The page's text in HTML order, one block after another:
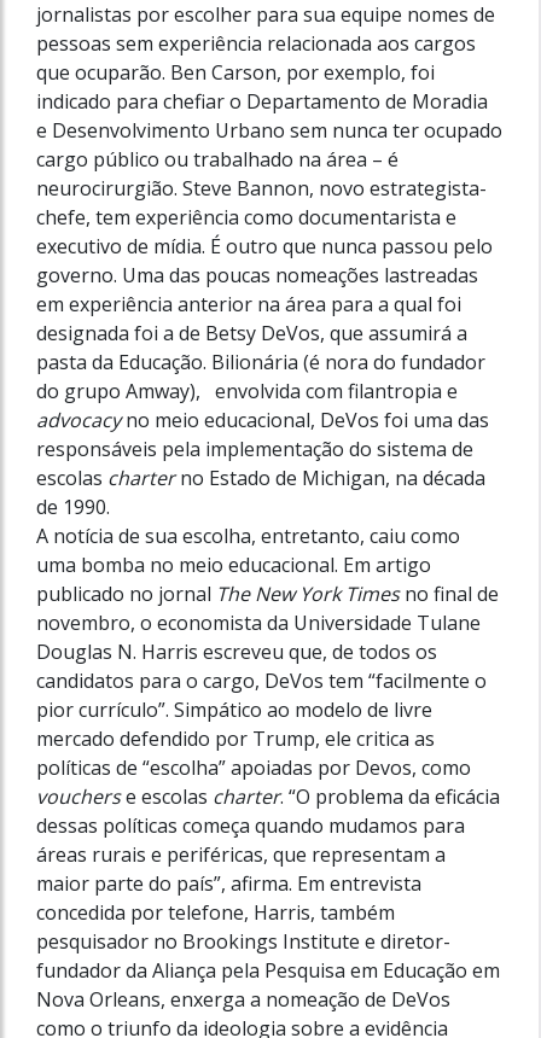
jornalistas por escolher para sua equipe nomes de
pessoas sem experiência relacionada aos cargos
que ocuparão. Ben Carson, por exemplo, foi
indicado para chefiar o Departamento de Moradia
e Desenvolvimento Urbano sem nunca ter ocupado
cargo público ou trabalhado na área – é
neurocirurgião. Steve Bannon, novo estrategista-
chefe, tem experiência como documentarista e
executivo de mídia. É outro que nunca passou pelo
governo. Uma das poucas nomeações lastreadas
em experiência anterior na área para a qual foi
designada foi a de Betsy DeVos, que assumirá a
pasta da Educação. Bilionária (é nora do fundador
do grupo Amway), envolvida com filantropia e
advocacyno meio educacional, DeVos foi uma das
responsáveis pela implementação do sistema de
escolas charterno Estado de Michigan, na década
de 1990.
A notícia de sua escolha, entretanto, caiu como
uma bomba no meio educacional. Em artigo
publicado no jornal The New York Timesno final de
novembro, o economista da Universidade Tulane
Douglas N. Harris escreveu que, de todos os
candidatos para o cargo, DeVos tem “facilmente o
pior currículo”. Simpático ao modelo de livre
mercado defendido por Trump, ele critica as
políticas de “escolha” apoiadas por Devos, como
voucherse escolas charter. “O problema da eficácia
dessas políticas começa quando mudamos para
áreas rurais e periféricas, que representam a
maior parte do país”, afirma. Em entrevista
concedida por telefone, Harris, também
pesquisador no Brookings Institute e diretor-
fundador da Aliança pela Pesquisa em Educação em
Nova Orleans, enxerga a nomea­ção de DeVos
como o triunfo da ideologia sobre a evidência